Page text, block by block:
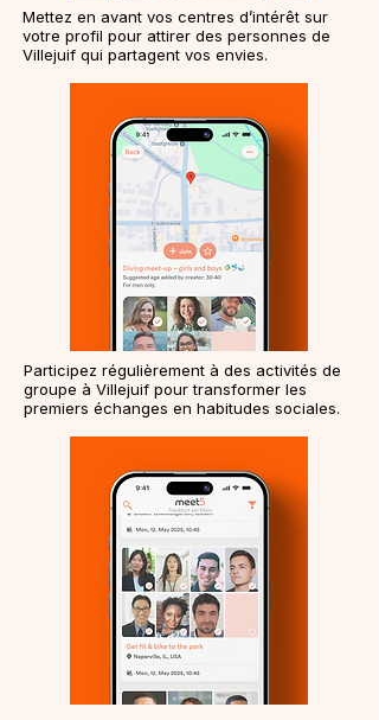
Mettez en avant vos centres d’intérêt sur
votre profil pour attirer des personnes de
Villejuif qui partagent vos envies.
Participez régulièrement à des activités de
groupe à Villejuif pour transformer les
premiers échanges en habitudes sociales.